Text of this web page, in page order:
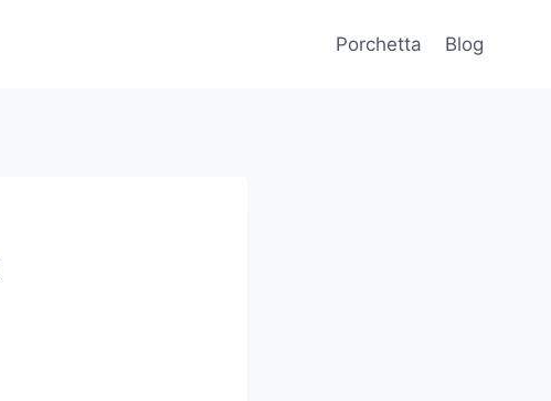
Porchetta Blog